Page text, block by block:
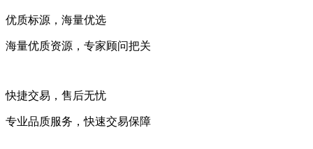
优质标源，海量优选
海量优质资源，专家顾问把关
快捷交易，售后无忧
专业品质服务，快速交易保障